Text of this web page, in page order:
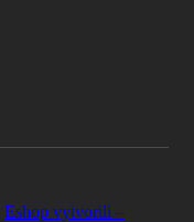
Eshop vytvorili –